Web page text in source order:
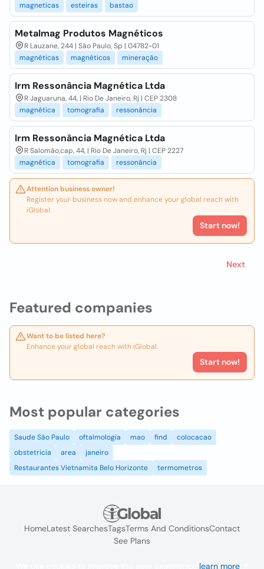
Featured companies
Want to be listed here?
Enhance your global reach with iGlobal.
Start now!
magneticas
esteiras bastao
Metalmag Produtos Magnéticos
R Lauzane, 244 | São Paulo, Sp | 04782-01
magnéticas
magnéticos mineração
Irm Ressonância Magnética Ltda
R Jaguaruna, 44, | Rio De Janeiro, Rj | CEP 2308
magnética
tomografia ressonância
Irm Ressonância Magnética Ltda
R Salomão,cap, 44, | Rio De Janeiro, Rj | CEP 2227
magnética
tomografia ressonância
Attention business owner!
Register your business now and enhance your global reach with
iGlobal.
Start now!
Next
Most popular categories
Saude São Paulo oftalmologia mao find
colocacao
obstetricia
area
janeiro
Restaurantes Vietnamita Belo Horizonte
termometros
HomeLatest SearchesTagsTerms And ConditionsContact
See Plans
learn more. If